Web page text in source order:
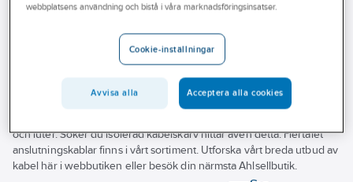
Vårt erbjudande
kabelinstallation. Oavsett om du jobbar utomhus eller inomhus har vi
kopplingskabel, styrkabel och kraftkabel. Här finner du kabel för
och luter. Söker du isolerad kabelskarv hittar även detta. Flertalet
anslutningskablar finns i vårt sortiment. Utforska vårt breda utbud av
kabel här i webbutiken eller besök din närmsta Ahlsellbutik.
webbplatsens användning och bistå i våra marknadsföringsinsatser.
Cookie-inställningar
Avvisa alla Acceptera alla cookies